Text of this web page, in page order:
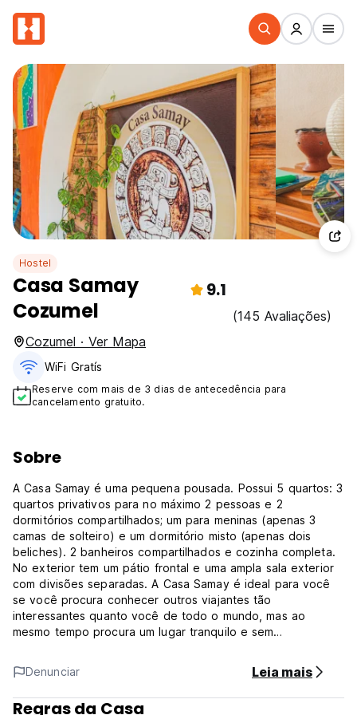
Hostel
Casa Samay
Cozumel
9.1
(145 Avaliações)
Cozumel · Ver Mapa
WiFi Gratís
Reserve com mais de 3 dias de antecedência para
cancelamento gratuito.
Sobre
A Casa Samay é uma pequena pousada. Possui 5 quartos: 3
quartos privativos para no máximo 2 pessoas e 2
dormitórios compartilhados; um para meninas (apenas 3
camas de solteiro) e um dormitório misto (apenas dois
beliches). 2 banheiros compartilhados e cozinha completa.
No exterior tem um pátio frontal e uma ampla sala exterior
com divisões separadas. A Casa Samay é ideal para você
se você procura conhecer outros viajantes tão
interessantes quanto você de todo o mundo, mas ao
mesmo tempo procura um lugar tranquilo e sem
Estamos a uma quadra e meia do mercado municipal e a 9
quadras da balsa. A poucos passos você encontrará uma
farmácia 24 horas (onde também pode encontrar lanches e
Denunciar Leia mais
Regras da Casa